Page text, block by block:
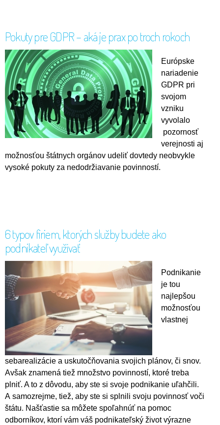
Pokuty pre GDPR – aká je prax po troch rokoch
Európske
nariadenie
GDPR pri
svojom
vzniku
vyvolalo
pozornosť
verejnosti aj
možnosťou štátnych orgánov udeliť dovtedy neobvykle
vysoké pokuty za nedodržiavanie povinností.
6 typov firiem, ktorých služby budete ako
podnikateľ využívať
Podnikanie
je tou
najlepšou
možnosťou
vlastnej
sebarealizácie a uskutočňovania svojich plánov, či snov.
Avšak znamená tiež množstvo povinností, ktoré treba
plniť. A to z dôvodu, aby ste si svoje podnikanie uľahčili.
A samozrejme, tiež, aby ste si splnili svoju povinnosť voči
štátu. Našťastie sa môžete spoľahnúť na pomoc
odborníkov, ktorí vám váš podnikateľský život výrazne